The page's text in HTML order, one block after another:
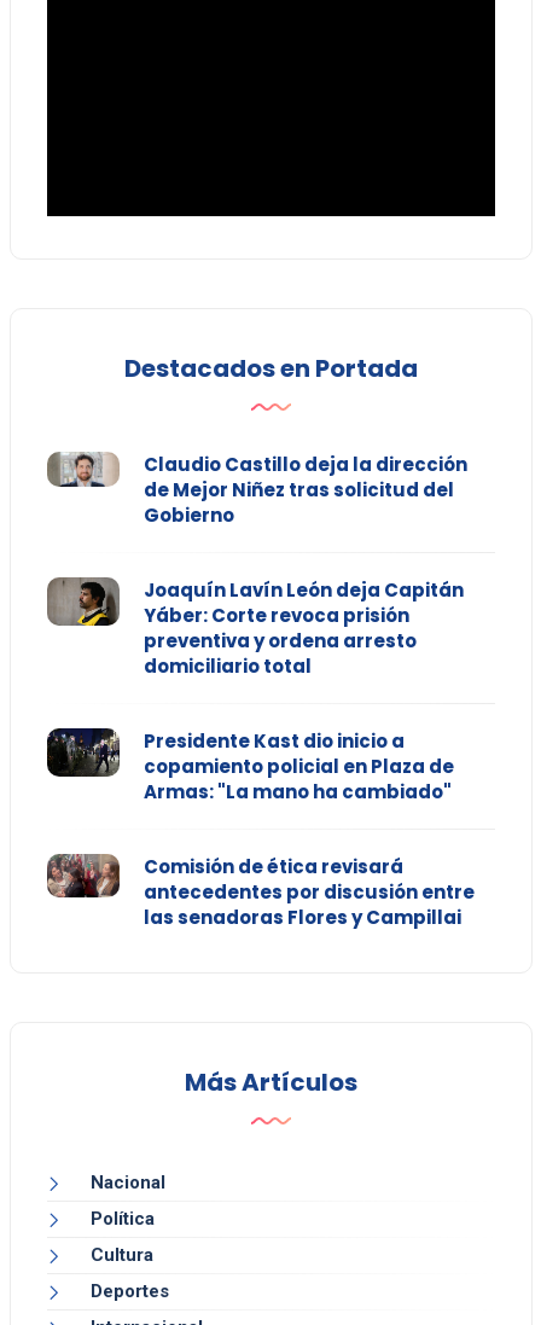
Destacados en Portada
Claudio Castillo deja la dirección
de Mejor Niñez tras solicitud del
Gobierno
Joaquín Lavín León deja Capitán
Yáber: Corte revoca prisión
preventiva y ordena arresto
domiciliario total
Presidente Kast dio inicio a
copamiento policial en Plaza de
Armas: "La mano ha cambiado"
Comisión de ética revisará
antecedentes por discusión entre
las senadoras Flores y Campillai
Más Artículos
Nacional
Política
Cultura
Deportes